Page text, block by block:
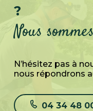
?
Nous
N’hésitez pas à
nous répondrons
04 34 48